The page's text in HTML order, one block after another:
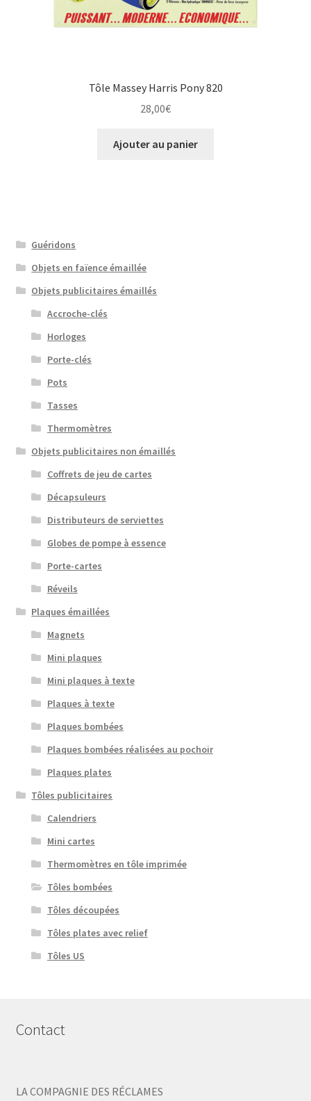
Tôle Massey Harris Pony 820
28,00€
Ajouter au panier
Guéridons
Objets en faïence émaillée
Objets publicitaires émaillés
Accroche-clés
Horloges
Porte-clés
Pots
Tasses
Thermomètres
Objets publicitaires non émaillés
Coffrets de jeu de cartes
Décapsuleurs
Distributeurs de serviettes
Globes de pompe à essence
Porte-cartes
Réveils
Plaques émaillées
Magnets
Mini plaques
Mini plaques à texte
Plaques à texte
Plaques bombées
Plaques bombées réalisées au pochoir
Plaques plates
Tôles publicitaires
Calendriers
Mini cartes
Thermomètres en tôle imprimée
Tôles bombées
Tôles découpées
Tôles plates avec relief
Tôles US
Contact
LA COMPAGNIE DES RÉCLAMES